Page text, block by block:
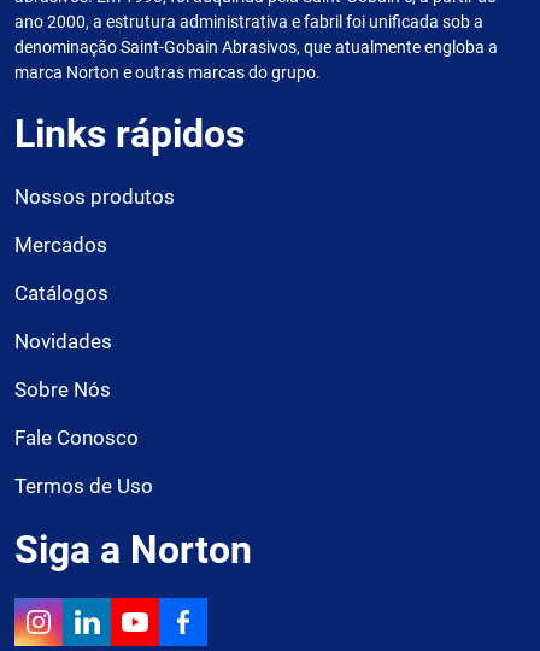
ano 2000, a estrutura administrativa e fabril foi unificada sob a
denominação Saint-Gobain Abrasivos, que atualmente engloba a
marca Norton e outras marcas do grupo.
Links rápidos
Nossos produtos
Mercados
Catálogos
Novidades
Sobre Nós
Fale Conosco
Termos de Uso
Siga a Norton